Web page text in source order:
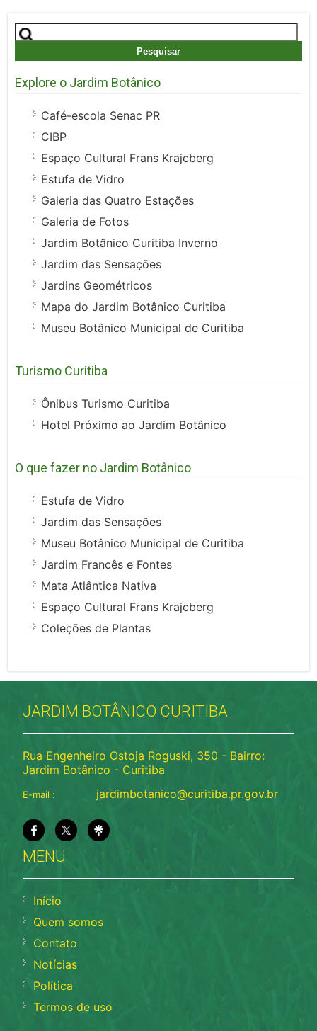
Pesquisar
por:
Explore o Jardim Botânico
Café-escola Senac PR
CIBP
Espaço Cultural Frans Krajcberg
Estufa de Vidro
Galeria das Quatro Estações
Galeria de Fotos
Jardim Botânico Curitiba Inverno
Jardim das Sensações
Jardins Geométricos
Mapa do Jardim Botânico Curitiba
Museu Botânico Municipal de Curitiba
Turismo Curitiba
Ônibus Turismo Curitiba
Hotel Próximo ao Jardim Botânico
O que fazer no Jardim Botânico
Estufa de Vidro
Jardim das Sensações
Museu Botânico Municipal de Curitiba
Jardim Francês e Fontes
Mata Atlântica Nativa
Espaço Cultural Frans Krajcberg
Coleções de Plantas
JARDIM BOTÂNICO CURITIBA
Rua Engenheiro Ostoja Roguski, 350 - Bairro:
Jardim Botânico - Curitiba
E-mail : jardimbotanico@curitiba.pr.gov.br
MENU
Início
Quem somos
Contato
Notícias
Política
Termos de uso